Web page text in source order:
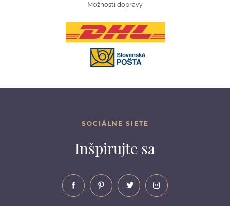
Možnosti dopravy
SOCIÁLNE SIETE
Inšpirujte sa